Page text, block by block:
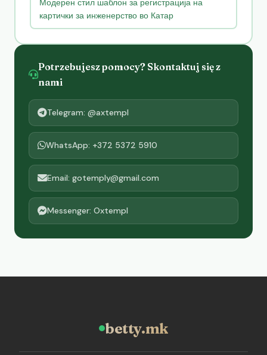
Модерен стил шаблон за регистрација на
картички за инженерство во Катар
Potrzebujesz pomocy? Skontaktuj się z
nami
Telegram: @axtempl
WhatsApp: +372 5372 5910
Email: gotemply@gmail.com
Messenger: Oxtempl
betty.mk